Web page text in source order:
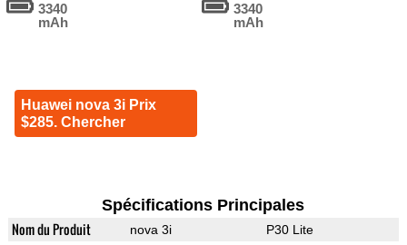
3340
mAh
Huawei nova 3i Prix
$285. Chercher
3340
mAh
Spécifications Principales
Nom du Produit nova 3i P30 Lite